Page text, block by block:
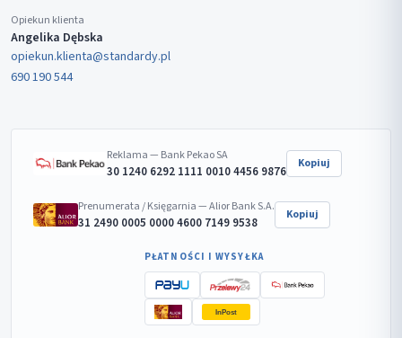
Opiekun klienta
Angelika Dębska
opiekun.klienta@standardy.pl
690 190 544
Reklama — Bank Pekao SA
30 1240 6292 1111 0010 4456 9876 Kopiuj
Prenumerata / Księgarnia — Alior Bank S.A.
31 2490 0005 0000 4600 7149 9538 Kopiuj
PŁATNOŚCI I WYSYŁKA
InPost